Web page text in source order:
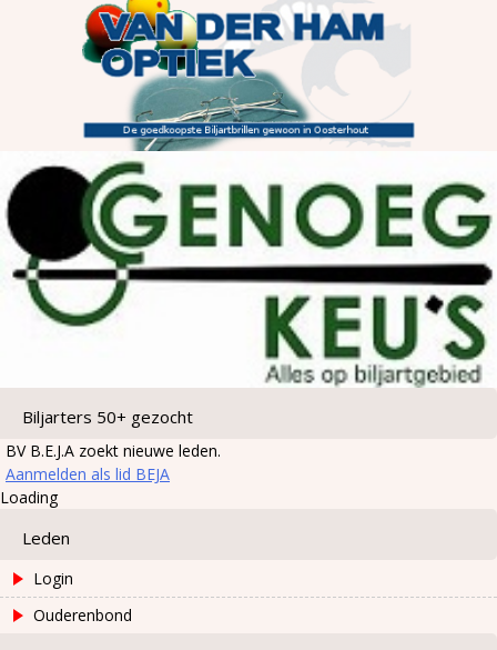
Biljarters 50+ gezocht
BV B.E.J.A zoekt nieuwe leden.
Aanmelden als lid BEJA
Loading
Leden
Login
Ouderenbond